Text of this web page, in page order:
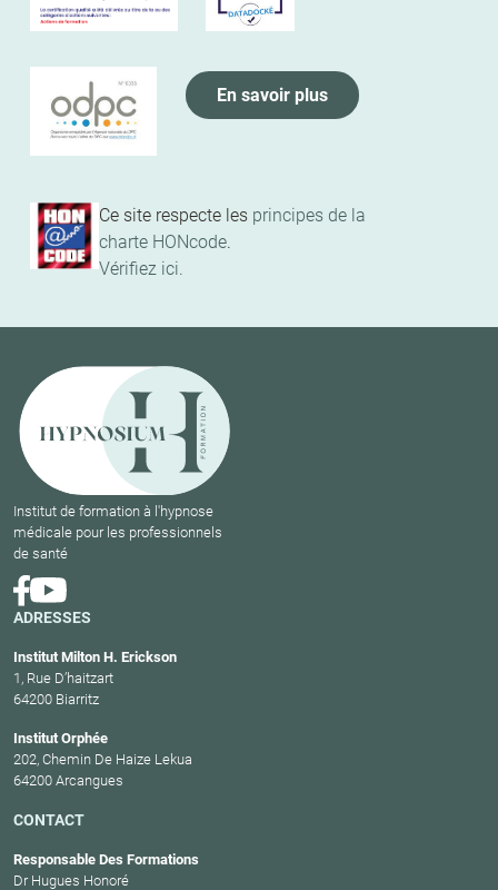
Ce site respecte les principes de la
charte HONcode.
Vérifiez ici.
En savoir plus
Institut de formation à l'hypnose
médicale pour les professionnels
de santé
ADRESSES
Institut Milton H. Erickson
1, Rue D’haitzart
64200 Biarritz
Institut Orphée
202, Chemin De Haize Lekua
64200 Arcangues
CONTACT
Responsable Des Formations
Dr Hugues Honoré